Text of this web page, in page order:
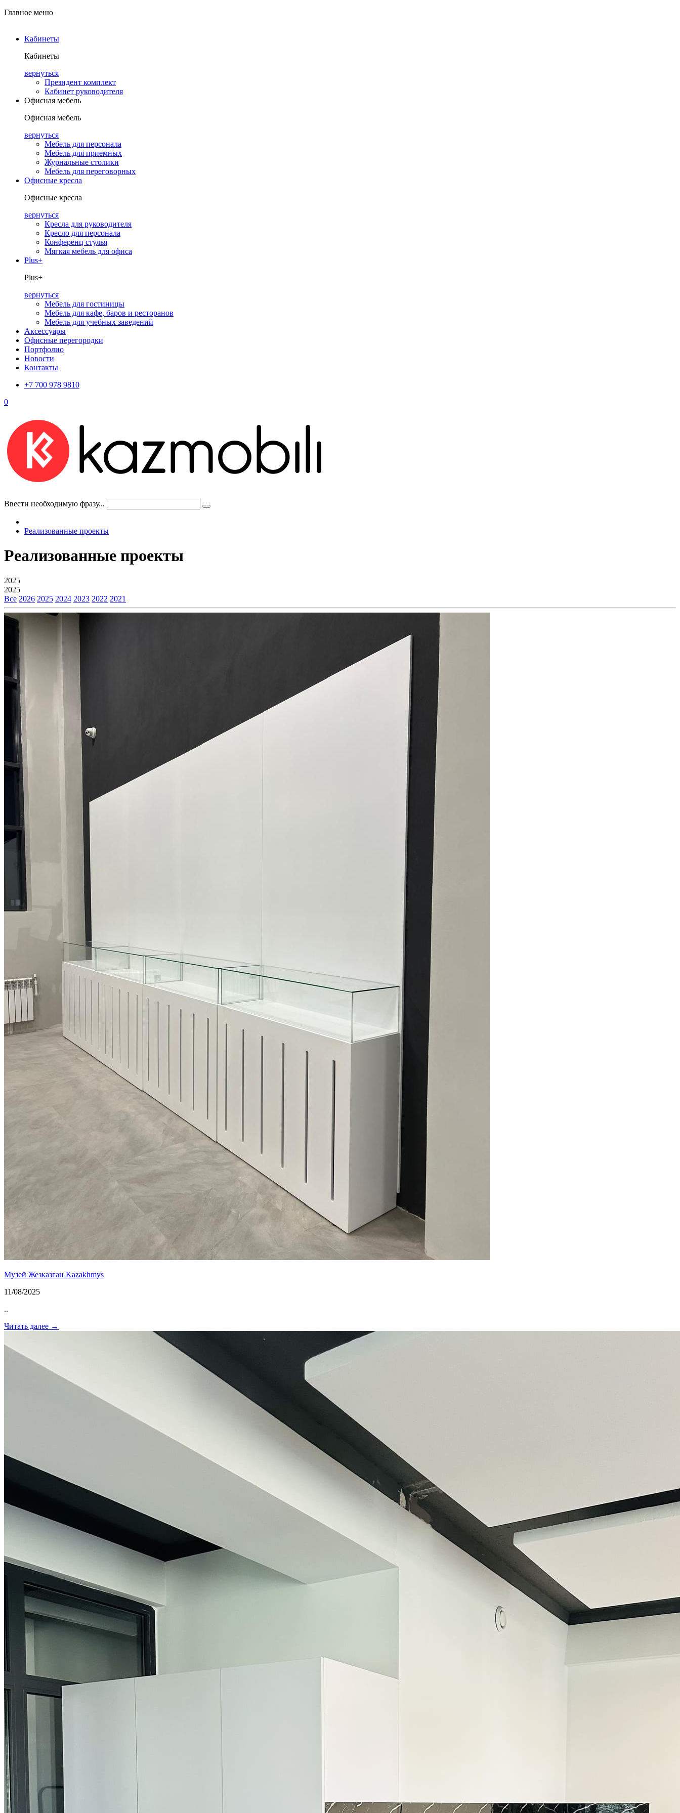
Главное меню
Кабинеты
Кабинеты
вернуться
Президент комплект
Кабинет руководителя
Офисная мебель
Офисная мебель
вернуться
Мебель для персонала
Мебель для приемных
Журнальные столики
Мебель для переговорных
Офисные кресла
Офисные кресла
вернуться
Кресла для руководителя
Кресло для персонала
Конференц стулья
Мягкая мебель для офиса
Plus+
Plus+
вернуться
Мебель для гостиницы
Мебель для кафе, баров и ресторанов
Мебель для учебных заведений
Аксессуары
Офисные перегородки
Портфолио
Новости
Контакты
+7 700 978 9810
0
Ввести необходимую фразу...
Реализованные проекты
Реализованные проекты
2025
2025
Все 2026 2025 2024 2023 2022 2021
Музей Жезказган Kazakhmys
11/08/2025
..
Читать далее →